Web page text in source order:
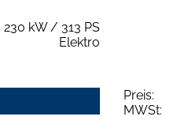
230 kW / 313 PS
Elektro
Preis:
MWSt: